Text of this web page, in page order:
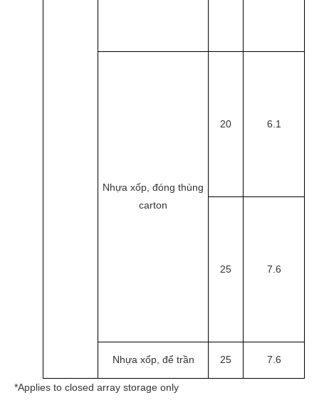
Nhựa xốp, đóng thùng
carton
20 6.1
25 7.6
Nhựa xốp, để trần 25 7.6
*Applies to closed array storage only